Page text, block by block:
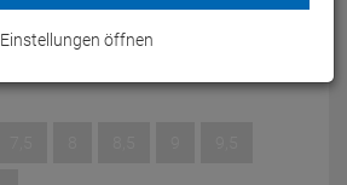
Einstellungen öffnen